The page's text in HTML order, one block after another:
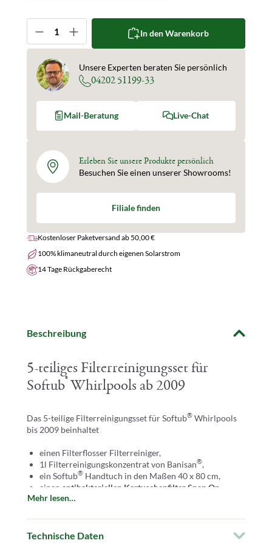
Produkt Anzahl: Gib den gewünschten Wert ein
In den Warenkorb
Unsere Experten beraten Sie persönlich
04202 51199-33
Mail-Beratung Live-Chat
Erleben Sie unsere Produkte persönlich
Besuchen Sie einen unserer Showrooms!
Filiale finden
Kostenloser Paketversand ab 50,00 €
100% klimaneutral durch eigenen Solarstrom
14 Tage Rückgaberecht
Beschreibung
5-teiliges Filterreinigungsset für
Softub®Whirlpools ab 2009
Das 5-teilige Filterreinigungsset für Softub®Whirlpools
bis 2009 beinhaltet
einen Filterflosser Filterreiniger,
1l Filterreinigungskonzentrat von Banisan®,
ein Softub®Handtuch in den Maßen 40 x 80 cm,
einen antibakteriellen Kartuschenfilter Snap On
und einen
Mehr lesen…
Technische Daten